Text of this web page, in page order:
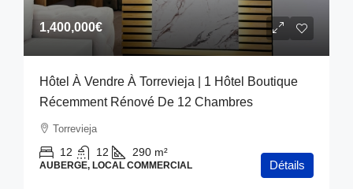
1,400,000€
Hôtel À Vendre À Torrevieja | 1 Hôtel Boutique
Récemment Rénové De 12 Chambres
Torrevieja
12 12 290 m²
AUBERGE, LOCAL COMMERCIAL Détails